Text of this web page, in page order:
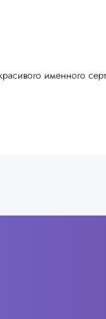
именного